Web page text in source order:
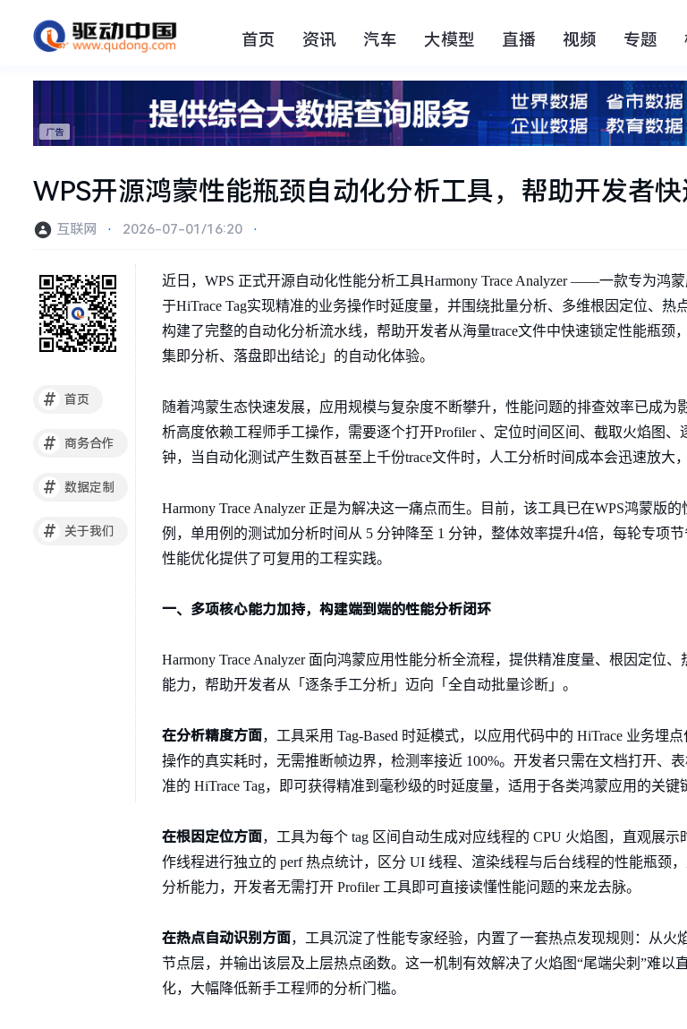
首页 资讯 汽车 大模型 直播 视频 专题
WPS开源鸿蒙性能瓶颈自动化分析工具，帮助开发者
互联网 ⋅ 2026-07-01/16:20 ⋅
# 首页
# 商务合作
# 数据定制
# 关于我们
近日，WPS 正式开源自动化性能分析工具Harmony Trace Analyzer ——一款专为鸿
于HiTrace Tag实现精准的业务操作时延度量，并围绕批量分析、多维根因定位、热
构建了完整的自动化分析流水线，帮助开发者从海量trace文件中快速锁定性能瓶颈
集即分析、落盘即出结论」的自动化体验。
随着鸿蒙生态快速发展，应用规模与复杂度不断攀升，性能问题的排查效率已成为
析高度依赖工程师手工操作，需要逐个打开Profiler 、定位时间区间、截取火焰图、
钟，当自动化测试产生数百甚至上千份trace文件时，人工分析时间成本会迅速放大
Harmony Trace Analyzer 正是为解决这一痛点而生。目前，该工具已在WPS鸿蒙版
例，单用例的测试加分析时间从 5 分钟降至 1 分钟，整体效率提升4倍，每轮专项
性能优化提供了可复用的工程实践。
一、多项核心能力加持，构建端到端的性能分析闭环
Harmony Trace Analyzer 面向鸿蒙应用性能分析全流程，提供精准度量、根因定位
能力，帮助开发者从「逐条手工分析」迈向「全自动批量诊断」。
在分析精度方面，工具采用 Tag-Based 时延模式，以应用代码中的 HiTrace 业务埋
操作的真实耗时，无需推断帧边界，检测率接近 100%。开发者只需在文档打开、
准的 HiTrace Tag，即可获得精准到毫秒级的时延度量，适用于各类鸿蒙应用的关键
在根因定位方面，工具为每个 tag 区间自动生成对应线程的 CPU 火焰图，直观展
作线程进行独立的 perf 热点统计，区分 UI 线程、渲染线程与后台线程的性能瓶颈
分析能力，开发者无需打开 Profiler 工具即可直接读懂性能问题的来龙去脉。
在热点自动识别方面，工具沉淀了性能专家经验，内置了一套热点发现规则：从火
节点层，并输出该层及上层热点函数。这一机制有效解决了火焰图“尾端尖刺”难以
化，大幅降低新手工程师的分析门槛。